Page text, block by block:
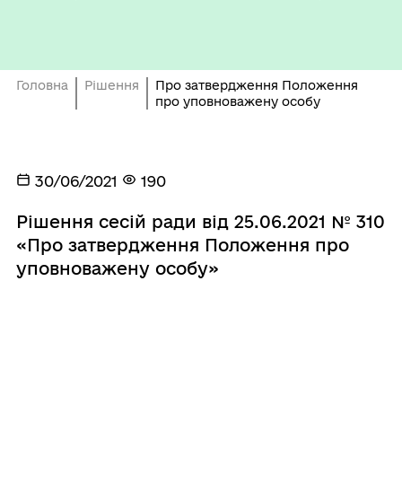
Головна Рішення
Про затвердження Положення
про уповноважену особу
30/06/2021 190
Рішення сесій ради від 25.06.2021 № 310
«Про затвердження Положення про
уповноважену особу»